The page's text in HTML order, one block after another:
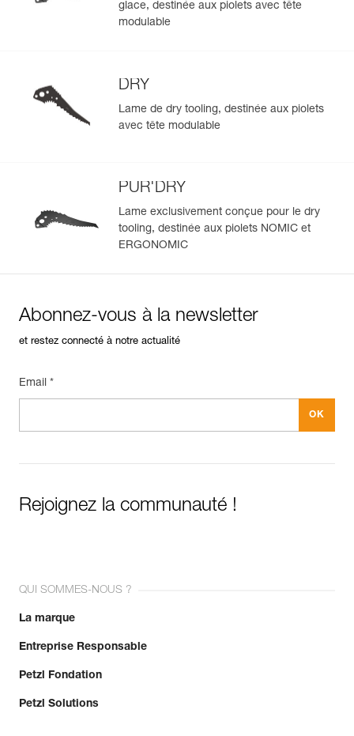
glace, destinée aux piolets avec tête
modulable
DRY
Lame de dry tooling, destinée aux piolets
avec tête modulable
PUR'DRY
Lame exclusivement conçue pour le dry
tooling, destinée aux piolets NOMIC et
ERGONOMIC
Abonnez-vous à la newsletter
et restez connecté à notre actualité
Email *
Rejoignez la communauté !
QUI SOMMES-NOUS ?
La marque
Entreprise Responsable
Petzl Fondation
Petzl Solutions